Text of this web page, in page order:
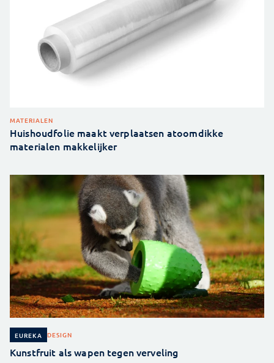
MATERIALEN
Huishoudfolie maakt verplaatsen atoomdikke
materialen makkelijker
EUREKA DESIGN
Kunstfruit als wapen tegen verveling